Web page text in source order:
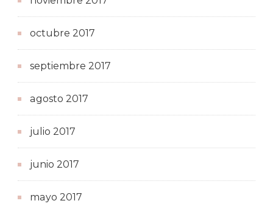
octubre 2017
septiembre 2017
agosto 2017
julio 2017
junio 2017
mayo 2017